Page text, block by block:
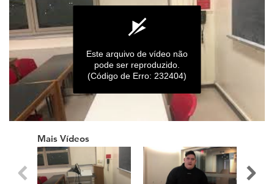
seconds
seconds
Este arquivo de vídeo não
pode ser reproduzido.
(Código de Erro: 232404)
Mais Vídeos